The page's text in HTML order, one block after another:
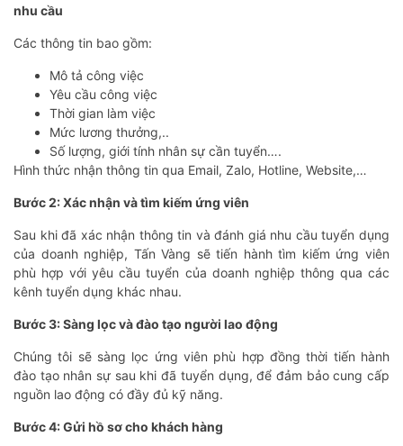
nhu cầu
Các thông tin bao gồm:
Mô tả công việc
Yêu cầu công việc
Thời gian làm việc
Mức lương thưởng,..
Số lượng, giới tính nhân sự cần tuyển….
Hình thức nhận thông tin qua Email, Zalo, Hotline, Website,…
Bước 2: Xác nhận và tìm kiếm ứng viên
Sau khi đã xác nhận thông tin và đánh giá nhu cầu tuyển dụng
của doanh nghiệp, Tấn Vàng sẽ tiến hành tìm kiếm ứng viên
phù hợp với yêu cầu tuyển của doanh nghiệp thông qua các
kênh tuyển dụng khác nhau.
Bước 3: Sàng lọc và đào tạo người lao động
Chúng tôi sẽ sàng lọc ứng viên phù hợp đồng thời tiến hành
đào tạo nhân sự sau khi đã tuyển dụng, để đảm bảo cung cấp
nguồn lao động có đầy đủ kỹ năng.
Bước 4: Gửi hồ sơ cho khách hàng